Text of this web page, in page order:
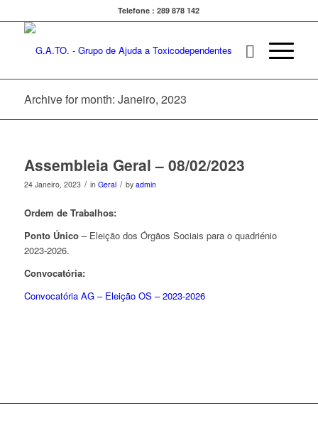
Telefone : 289 878 142
Archive for month: Janeiro, 2023
Assembleia Geral – 08/02/2023
24 Janeiro, 2023 / in Geral / by admin
Ordem de Trabalhos:
Ponto Único– Eleição dos Órgãos Sociais para o quadriénio
2023-2026.
Convocatória:
Convocatória AG – Eleição OS – 2023-2026